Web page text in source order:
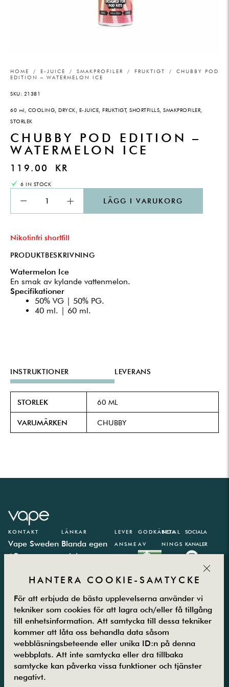
HOME / E-JUICE / SMAKPROFILER / FRUKTIGT
/ CHUBBY POD
EDITION – WATERMELON ICE
SKU: 21381
60 ml COOLING DRYCK E-JUICE FRUKTIGT, SHORTFILLS SMAKPROFILER
STORLEK
CHUBBY POD EDITION –
WATERMELON ICE
119.00 KR
6 IN STOCK
LÄGG I VARUKORG
Nikotinfri shortfill
PRODUKTBESKRIVNING
Watermelon Ice
En smak av kylande vattenmelon.
Specifikationer
50% VG | 50% PG.
40 ml. | 60 ml.
INSTRUKTIONER LEVERANS
STORLEK 60 ML
VARUMÄRKEN CHUBBY
KONTAKT
Vape Sweden
AB
Hägersten
Måndag –
Fredag
08.00-16.00
08-5800 25
25
LÄNKAR
Blanda egen
e-juice
kalkylator
Vanliga frågor
Kontakta oss
Om oss
Returer
Villkor
Guider
LEVER
ANSME
TODER
GODKÄNDA
AV
BETAL
NINGS
PARTN
SOCIALA
KANALER
HANTERA COOKIE-SAMTYCKE
För att erbjuda de bästa upplevelserna använder vi
tekniker som cookies för att lagra och/eller få tillgång
till enhetsinformation. Att samtycka till dessa tekniker
kommer att låta oss behandla data såsom
webbläsningsbeteende eller unika ID:n på denna
webbplats. Att inte samtycka eller dra tillbaka
samtycke kan påverka vissa funktioner och tjänster
negativt.